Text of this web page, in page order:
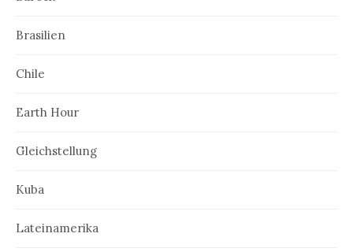
Brasilien
Chile
Earth Hour
Gleichstellung
Kuba
Lateinamerika